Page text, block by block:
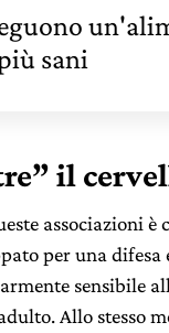
sani
il
associazioni
per una difesa
sensibile
Allo stesso